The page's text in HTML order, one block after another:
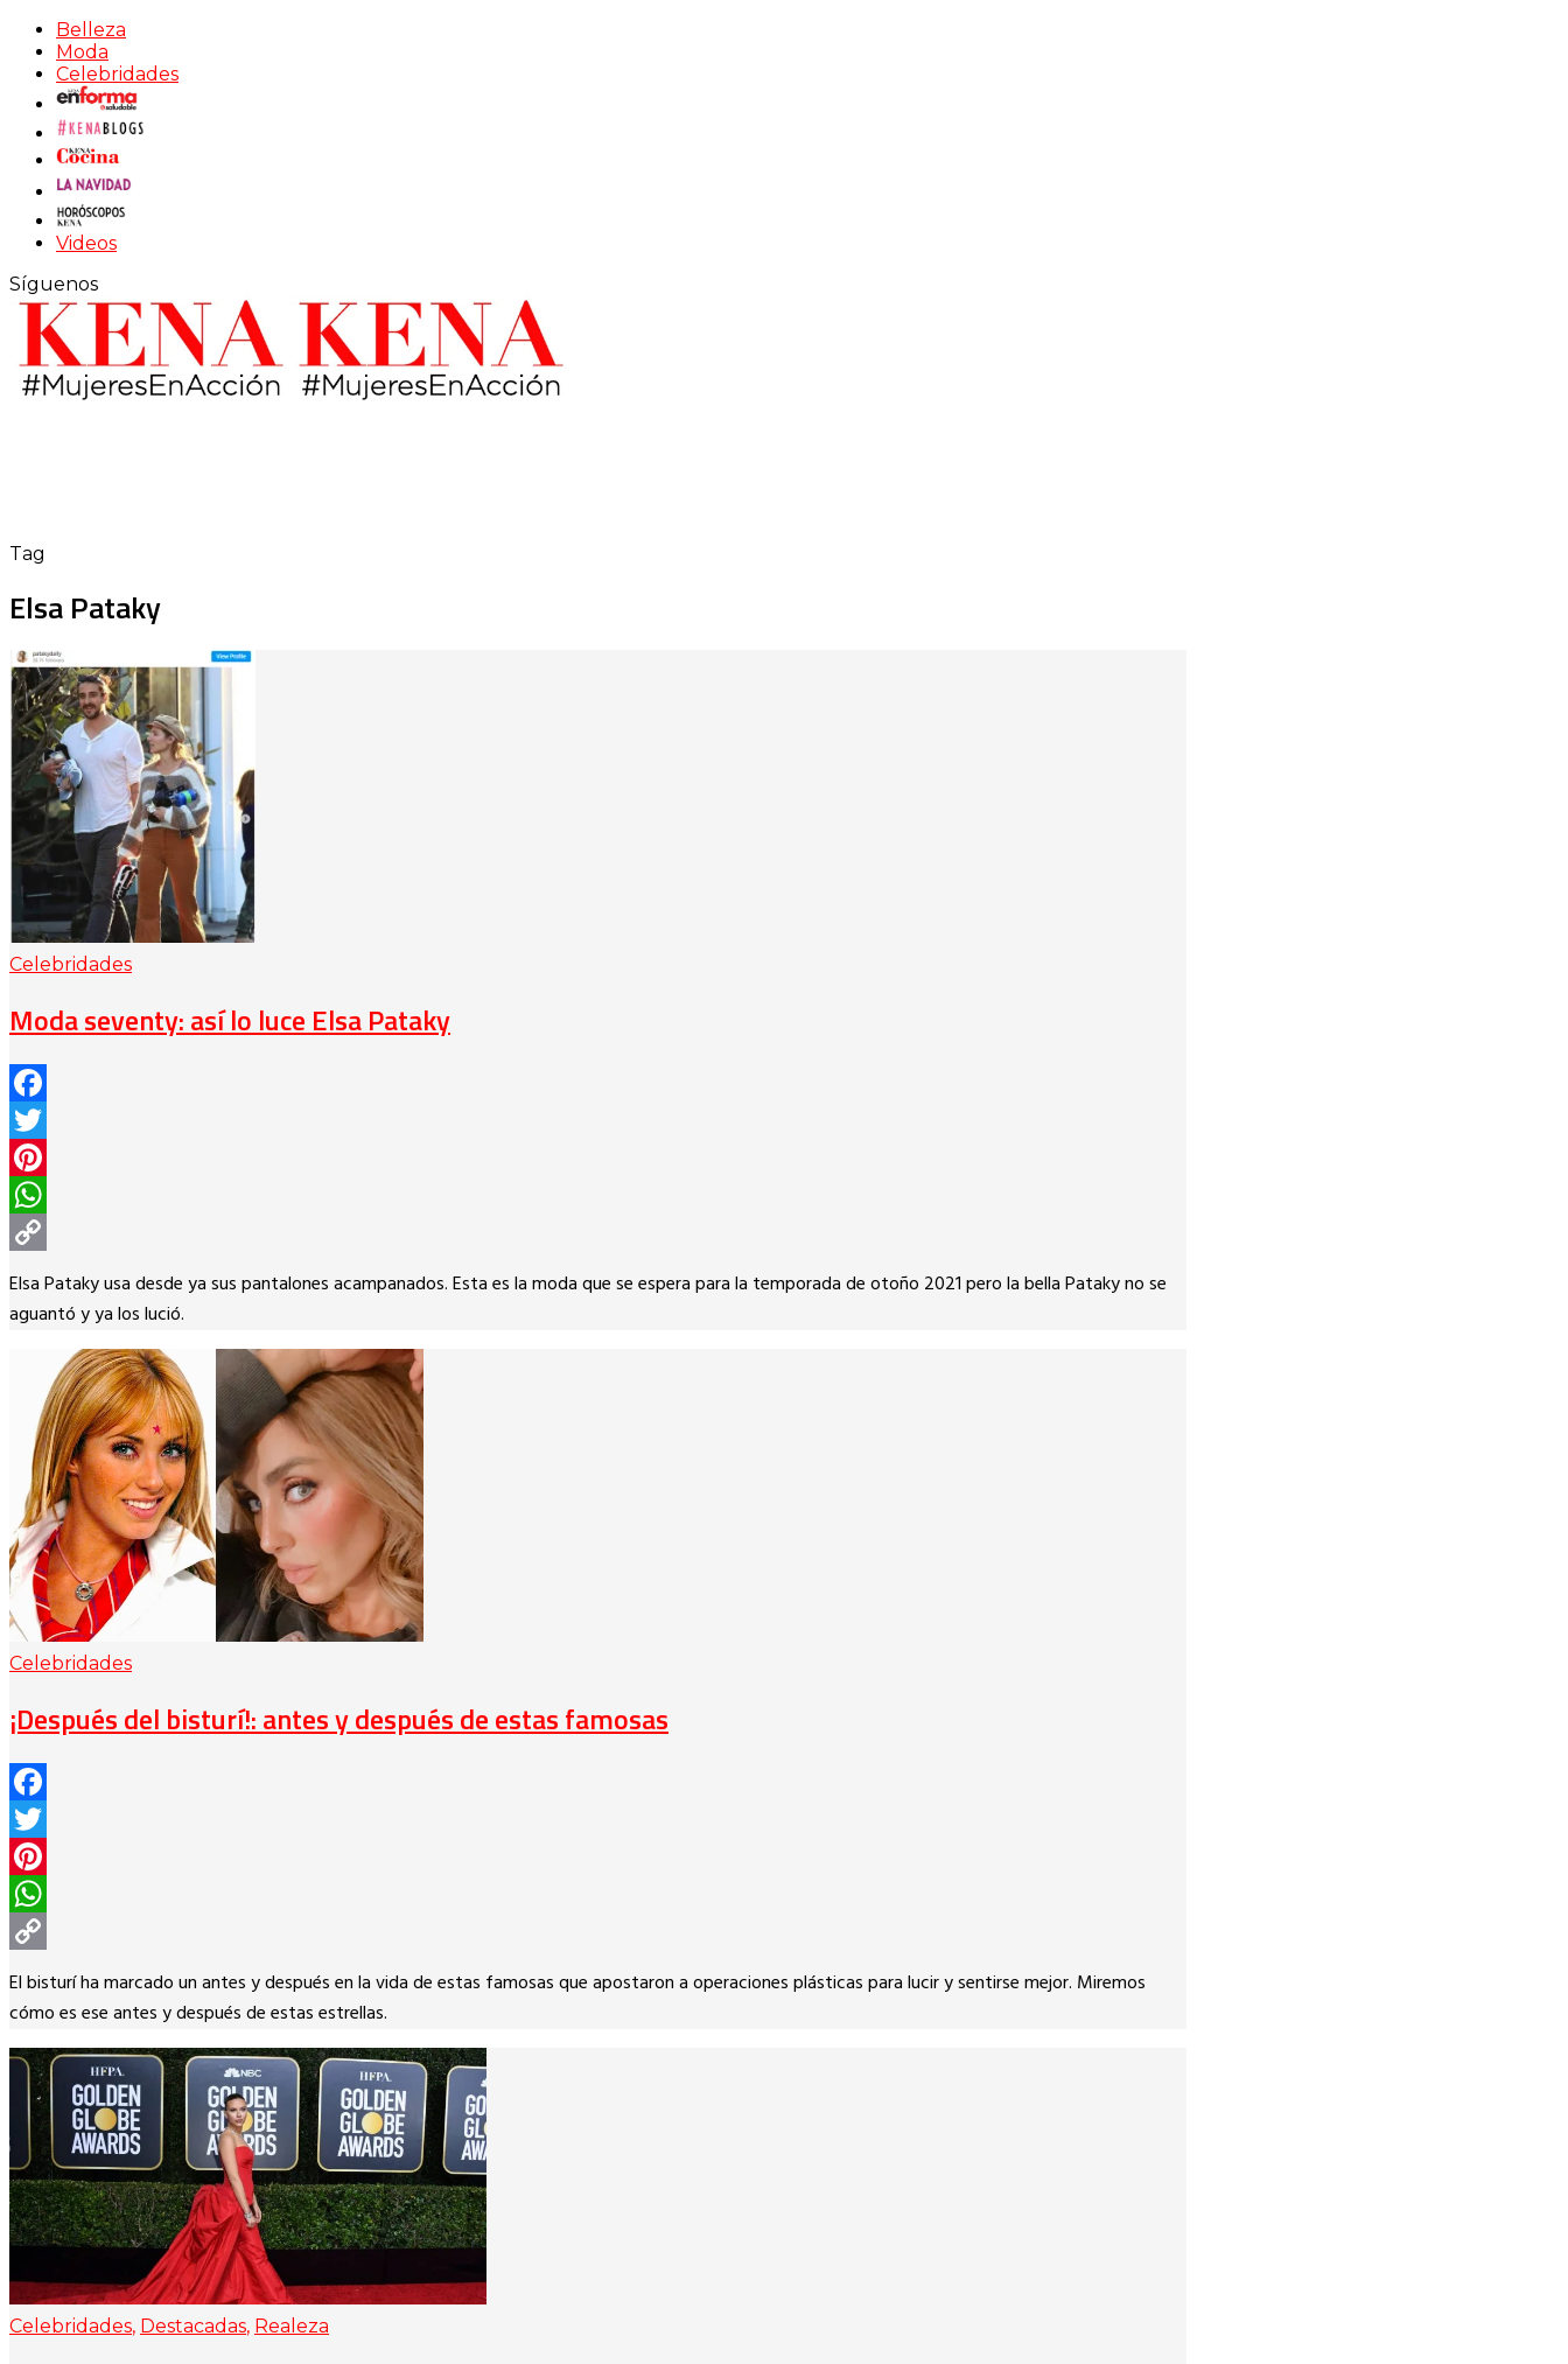
Belleza
Moda
Celebridades
Videos
Síguenos
Tag
Elsa Pataky
Celebridades
Moda seventy: así lo luce Elsa Pataky
Facebook
Twitter
Pinterest
WhatsApp
Copy
Link
Elsa Pataky usa desde ya sus pantalones acampanados. Esta es la moda que se espera para la temporada de otoño 2021 pero la bella Pataky no se
aguantó y ya los lució.
Celebridades
¡Después del bisturí!: antes y después de estas famosas
Facebook
Twitter
Pinterest
WhatsApp
Copy
Link
El bisturí ha marcado un antes y después en la vida de estas famosas que apostaron a operaciones plásticas para lucir y sentirse mejor. Miremos
cómo es ese antes y después de estas estrellas.
Celebridades, Destacadas, Realeza